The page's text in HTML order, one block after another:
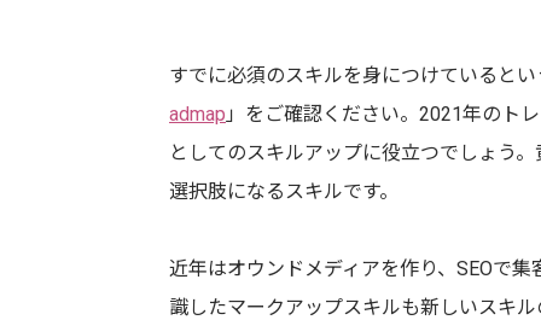
すでに必須のスキルを身につけていると
admap 」をご確認ください。2021年のト
としてのスキルアップに役立つでしょう
選択肢になるスキルです。
近年はオウンドメディアを作り、SEOで
識したマークアップスキルも新しいスキ